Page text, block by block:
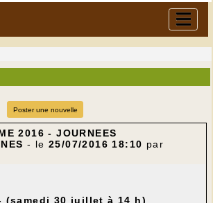
Poster une nouvelle
2016 - JOURNEES
- le 25/07/2016 18:10 par
(samedi 30 juillet à 14 h)